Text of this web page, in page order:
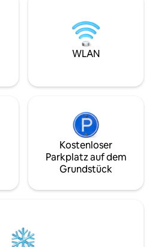
eines
3 Gäste mit 1
Schlafsofa —
Familien oder
Hause aus
WLAN
Kostenloser
Parkplatz auf dem
Grundstück